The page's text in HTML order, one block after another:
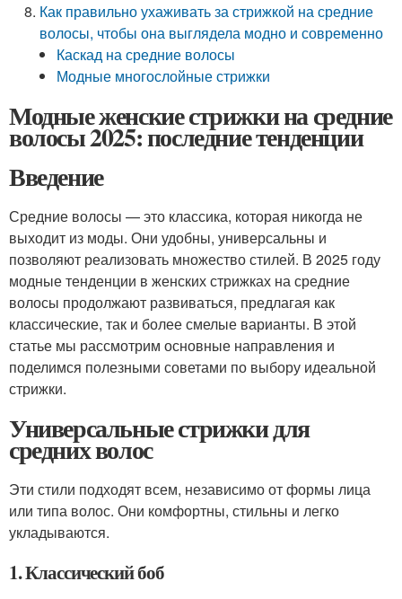
Как правильно ухаживать за стрижкой на средние
волосы, чтобы она выглядела модно и современно
Каскад на средние волосы
Модные многослойные стрижки
Модные женские стрижки на средние
волосы 2025: последние тенденции
Введение
Средние волосы — это классика, которая никогда не
выходит из моды. Они удобны, универсальны и
позволяют реализовать множество стилей. В 2025 году
модные тенденции в женских стрижках на средние
волосы продолжают развиваться, предлагая как
классические, так и более смелые варианты. В этой
статье мы рассмотрим основные направления и
поделимся полезными советами по выбору идеальной
стрижки.
Универсальные стрижки для
средних волос
Эти стили подходят всем, независимо от формы лица
или типа волос. Они комфортны, стильны и легко
укладываются.
1. Классический боб